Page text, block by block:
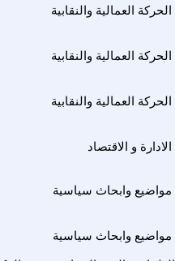
الحركة العمالية والنقابية
الحركة العمالية والنقابية
الحركة العمالية والنقابية
الادارة و الاقتصاد
مواضيع وابحاث سياسية
مواضيع وابحاث سياسية